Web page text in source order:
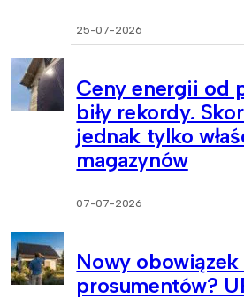
25-07-2026
Ceny energii od
biły rekordy.
jednak tylko
magazynów
07-07-2026
Nowy obowiązek
prosumentów?